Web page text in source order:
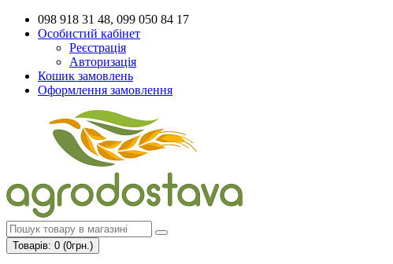
098 918 31 48, 099 050 84 17
Особистий кабінет
Реєстрація
Авторизація
Кошик замовлень
Оформлення замовлення
Товарів: 0 (0грн.)